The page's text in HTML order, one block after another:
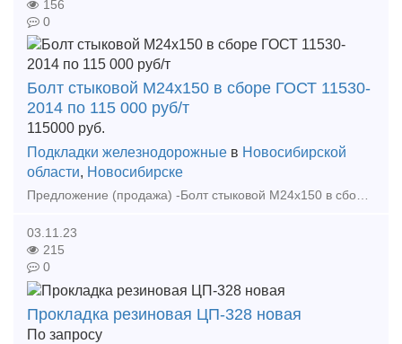
156
0
Болт стыковой М24х150 в сборе ГОСТ 11530-
2014 по 115 000 руб/т
115000 руб.
Подкладки железнодорожные в Новосибирской
области, Новосибирске
Предложение (продажа) -Болт стыковой М24х150 в сборе ГОСТ 11530-2014 по 115 000 руб/т - Болт стыковой М27х160 в сборе ГОСТ 11530-2014 по 112000 руб - Болт к
03.11.23
215
0
Прокладка резиновая ЦП-328 новая
По запросу